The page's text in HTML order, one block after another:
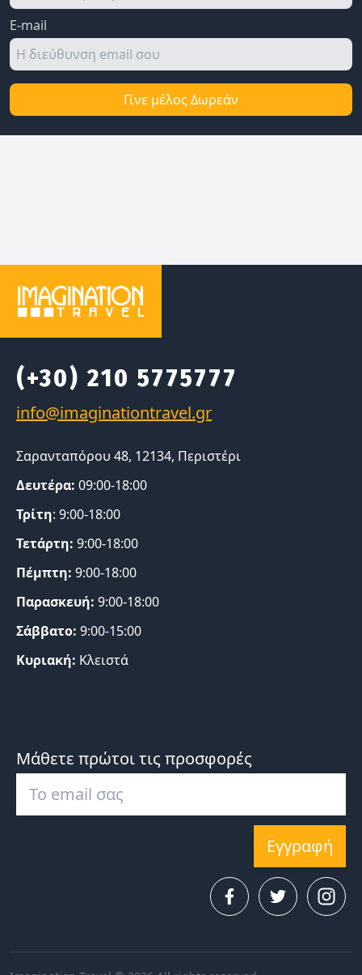
E-mail
Γίνε μέλος Δωρεάν
(+30) 210 5775777
Σαρανταπόρου 48, 12134, Περιστέρι
Δευτέρα: 09:00-18:00
Τρίτη: 9:00-18:00
Τετάρτη: 9:00-18:00
Πέμπτη: 9:00-18:00
Παρασκευή: 9:00-18:00
Σάββατο: 9:00-15:00
Κυριακή: Κλειστά
Μάθετε πρώτοι τις προσφορές
Εγγραφή